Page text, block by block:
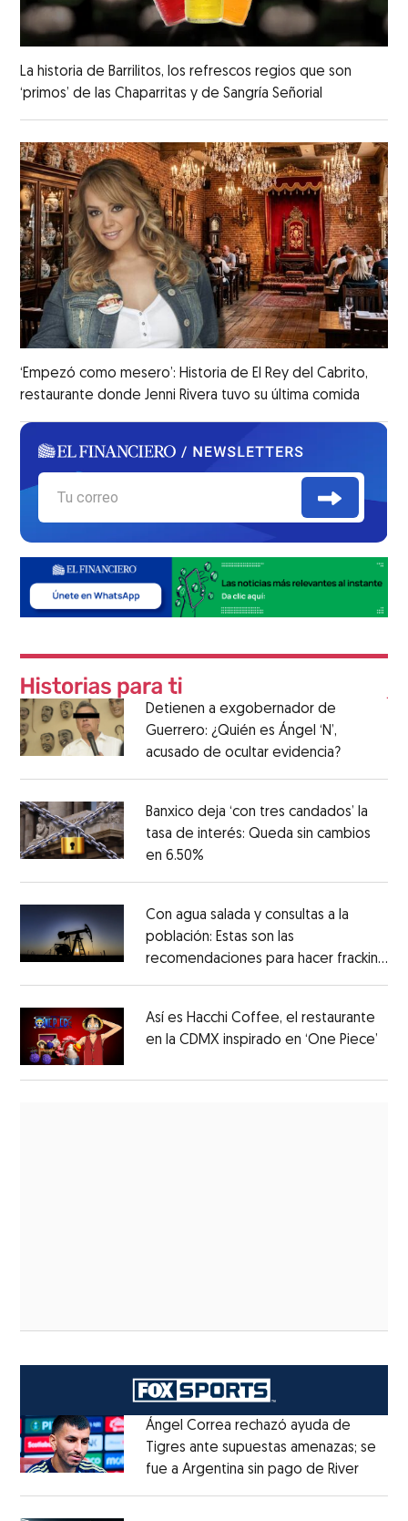
La historia de Barrilitos, los refrescos regios que son
‘primos’ de las Chaparritas y de Sangría Señorial
‘Empezó como mesero’: Historia de El Rey del Cabrito,
restaurante donde Jenni Rivera tuvo su última comida
Detienen a exgobernador de
Guerrero: ¿Quién es Ángel ‘N’,
acusado de ocultar evidencia?
Banxico deja ‘con tres candados’ la
tasa de interés: Queda sin cambios
en 6.50%
Con agua salada y consultas a la
población: Estas son las
recomendaciones para hacer fracking
Así es Hacchi Coffee, el restaurante
en la CDMX inspirado en ‘One Piece’
Ángel Correa rechazó ayuda de
Tigres ante supuestas amenazas; se
fue a Argentina sin pago de RiverOpens